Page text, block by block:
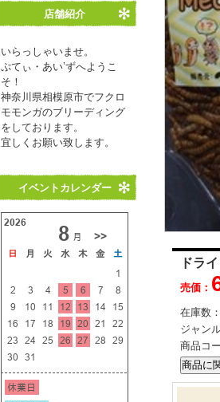
ドラ
売価：
在庫数：
ジャン
商品コ
店舗紹介
いらっしゃいませ。
ぷてぃ・あい’ずへようこ
そ！
神奈川県相模原市でフクロ
モモンガのブリーディング
をしております。
宜しくお願い致します。
イベントカレンダー